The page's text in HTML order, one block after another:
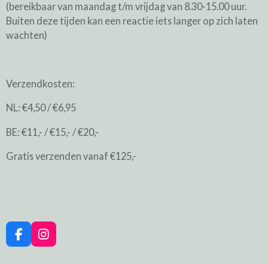
(bereikbaar van maandag t/m vrijdag van 8.30-15.00 uur.
Buiten deze tijden kan een reactie iets langer op zich laten
wachten)
Verzendkosten:
NL: €4,50 / €6,95
BE: €11,- / €15,- / €20,-
Gratis verzenden vanaf €125,-
F
a
I
n